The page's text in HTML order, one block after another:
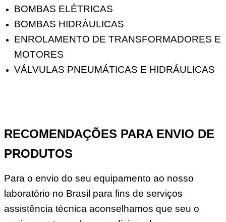
BOMBAS ELÉTRICAS
BOMBAS HIDRÁULICAS
ENROLAMENTO DE TRANSFORMADORES E
MOTORES
VÁLVULAS PNEUMÁTICAS E HIDRÁULICAS
RECOMENDAÇÕES PARA ENVIO DE
PRODUTOS
Para o envio do seu equipamento ao nosso
laboratório no Brasil para fins de serviços
assistência técnica aconselhamos que seu o